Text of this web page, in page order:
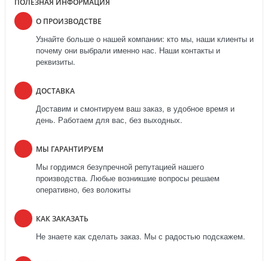
О ПРОИЗВОДСТВЕ
Узнайте больше о нашей компании: кто мы, наши клиенты и
почему они выбрали именно нас. Наши контакты и
реквизиты.
ДОСТАВКА
Доставим и смонтируем ваш заказ, в удобное время и
день. Работаем для вас, без выходных.
МЫ ГАРАНТИРУЕМ
Мы гордимся безупречной репутацией нашего
производства. Любые возникшие вопросы решаем
оперативно, без волокиты
КАК ЗАКАЗАТЬ
Не знаете как сделать заказ. Мы с радостью подскажем.